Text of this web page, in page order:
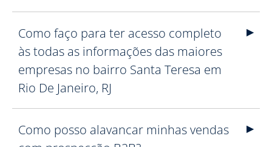
Como faço para ter acesso completo
às todas as informações das maiores
empresas no bairro Santa Teresa em
Rio De Janeiro, RJ
Como posso alavancar minhas vendas